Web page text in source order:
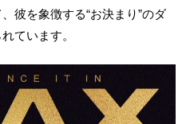
彼を象徴する“お決まり”のダ
ています。